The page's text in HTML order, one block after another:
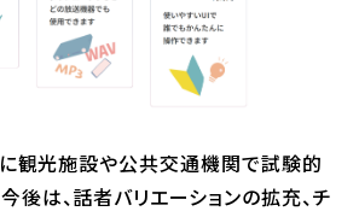
に観光施設や公共交通機関で試験的
後は、話者バリエーションの拡充、チ